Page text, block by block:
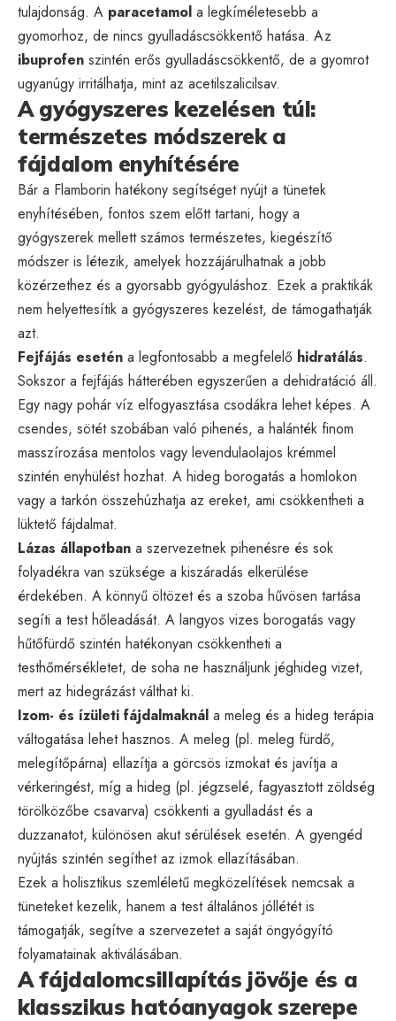
tulajdonság. A paracetamol a legkíméletesebb a
gyomorhoz, de nincs gyulladáscsökkentő hatása. Az
ibuprofen szintén erős gyulladáscsökkentő, de a gyomrot
ugyanúgy irritálhatja, mint az acetilszalicilsav.
A gyógyszeres kezelésen túl:
természetes módszerek a
fájdalom enyhítésére
Bár a Flamborin hatékony segítséget nyújt a tünetek
enyhítésében, fontos szem előtt tartani, hogy a
gyógyszerek mellett számos természetes, kiegészítő
módszer is létezik, amelyek hozzájárulhatnak a jobb
közérzethez és a gyorsabb gyógyuláshoz. Ezek a praktikák
nem helyettesítik a gyógyszeres kezelést, de támogathatják
azt.
Fejfájás esetén a legfontosabb a megfelelő hidratálás.
Sokszor a fejfájás hátterében egyszerűen a dehidratáció áll.
Egy nagy pohár víz elfogyasztása csodákra lehet képes. A
csendes, sötét szobában való pihenés, a halánték finom
masszírozása mentolos vagy levendulaolajos krémmel
szintén enyhülést hozhat. A hideg borogatás a homlokon
vagy a tarkón összehúzhatja az ereket, ami csökkentheti a
lüktető fájdalmat.
Lázas állapotban a szervezetnek pihenésre és sok
folyadékra van szüksége a kiszáradás elkerülése
érdekében. A könnyű öltözet és a szoba hűvösen tartása
segíti a test hőleadását. A langyos vizes borogatás vagy
hűtőfürdő szintén hatékonyan csökkentheti a
testhőmérsékletet, de soha ne használjunk jéghideg vizet,
mert az hidegrázást válthat ki.
Izom- és ízületi fájdalmaknál a meleg és a hideg terápia
váltogatása lehet hasznos. A meleg (pl. meleg fürdő,
melegítőpárna) ellazítja a görcsös izmokat és javítja a
vérkeringést, míg a hideg (pl. jégzselé, fagyasztott zöldség
törölközőbe csavarva) csökkenti a gyulladást és a
duzzanatot, különösen akut sérülések esetén. A gyengéd
nyújtás szintén segíthet az izmok ellazításában.
Ezek a holisztikus szemléletű megközelítések nemcsak a
tüneteket kezelik, hanem a test általános jóllétét is
támogatják, segítve a szervezetet a saját öngyógyító
folyamatainak aktiválásában.
A fájdalomcsillapítás jövője és a
klasszikus hatóanyagok szerepe